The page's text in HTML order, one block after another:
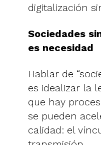
digitalización
Sociedades
es necesidad
Hablar de
es idealizar la
que hay
se pueden
calidad: el